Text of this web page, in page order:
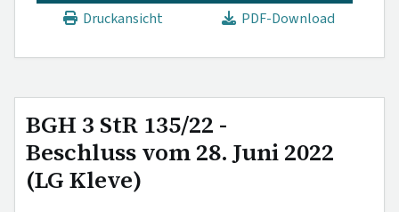
Druckansicht
PDF-Download
BGH 3 StR 135/22 -
Beschluss vom 28. Juni 2022
(LG Kleve)